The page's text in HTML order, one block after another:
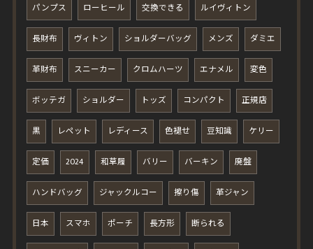
パンプス ローヒール 交換できる ルイヴィトン
長財布 ヴィトン ショルダーバッグ メンズ ダミエ
革財布 スニーカー クロムハーツ エナメル 変色
ボッテガ ショルダー トッズ コンパクト 正規店
黒 レペット レディース 色褪せ 豆知識 ケリー
定価 2024 和草履 バリー バーキン 廃盤
ハンドバッグ ジャックルコー 擦り傷 革ジャン
日本 スマホ ポーチ 長方形 断られる